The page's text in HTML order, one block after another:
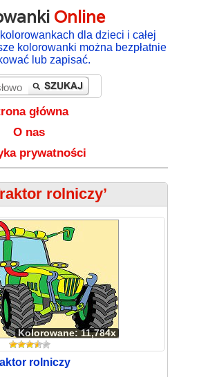
Online
dla dzieci i całej
kolorowanki można bezpłatnie
lub zapisać.
główna
O nas
prywatności
rolniczy’
Kolorowane: 11,784x
rolniczy